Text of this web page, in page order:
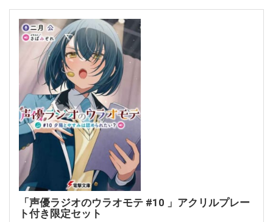
「声優ラジオのウラオモテ #10 」アクリルプレー
ト付き限定セット